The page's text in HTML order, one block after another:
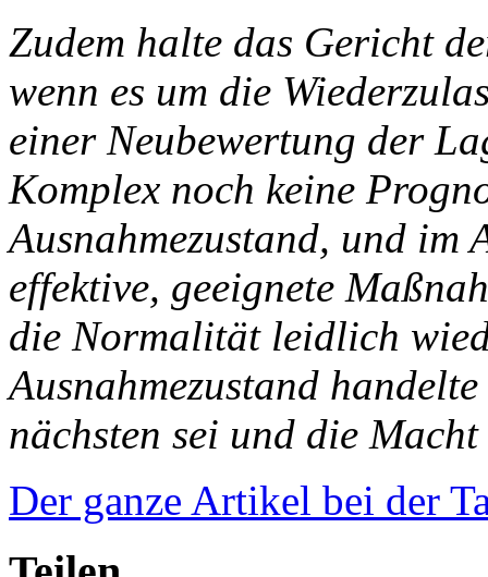
Zudem halte das Gericht
wenn es um die
einer Neubewertung der
Komplex noch keine
Ausnahmezustand, und im
effektive, geeignete
die Normalität leidlich
Ausnahmezustand
nächsten sei und die
Der ganze Artikel bei der